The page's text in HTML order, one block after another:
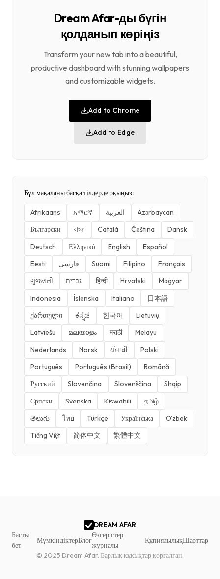
Dream Afar-ды бүгін
қолданып көріңіз
Transform your new tab into a beautiful,
productive dashboard with stunning wallpapers
and customizable widgets.
Add to Chrome
Add to Edge
Бұл мақаланы басқа тілдерде оқыңыз:
Afrikaans አማርኛ العربية
Azərbaycan
Български
বাংলা Català Čeština
Dansk
Deutsch
Ελληνικά English
Español
Eesti
فارسی Suomi Filipino
Français
ગુજરાતી
עברית हिन्दी Hrvatski
Magyar
Indonesia
Íslenska Italiano
日本語
ქართული
ಕನ್ನಡ 한국어
Lietuvių
Latviešu
മലയാളം मराठी
Melayu
Nederlands
Norsk ਪੰਜਾਬੀ
Polski
Português
Português (Brasil)
Română
Русский
Slovenčina Slovenščina
Shqip
Српски
Svenska Kiswahili
தமிழ்
తెలుగు
ไทย Türkçe Українська
O'zbek
Tiếng Việt
简体中文 繁體中文
DREAM AFAR
Басты
бет
МүмкіндіктерБлог
Өзгерістер
журналы
ҚұпиялылықШарттар
© 2025 Dream Afar. Барлық құқықтар қорғалған.